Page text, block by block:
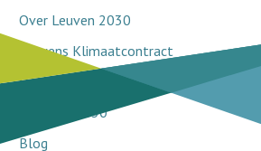
Over Leuven 2030
Leuvens Klimaatcontract
Doorbraakprojecten
Netwerk 2030
Blog